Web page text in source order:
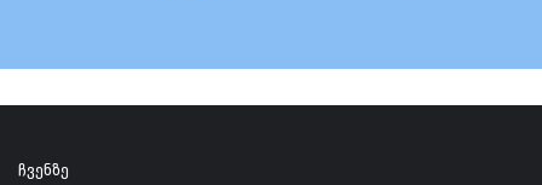
ჩვენზე